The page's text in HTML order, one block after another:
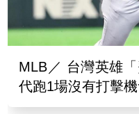
MLB／ 台灣英雄
代跑1場沒有打擊